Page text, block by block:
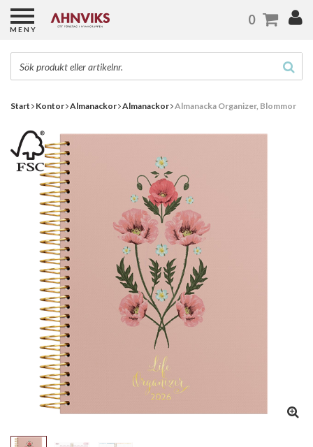
Start Kontor Almanackor Almanackor Almanacka Organizer, Blommor
MENY
0